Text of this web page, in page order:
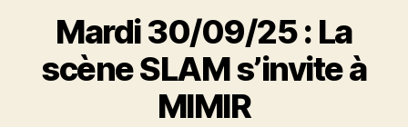
Mardi 30/09/25 : La
scène SLAM s’invite à
MIMIR